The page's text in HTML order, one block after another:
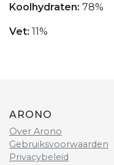
Koolhydraten: 78%
Vet: 11%
ARONO
Over Arono
Gebruiksvoorwaarden
Privacybeleid